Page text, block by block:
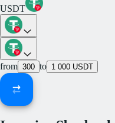
USDT
from 300 to 1 000 USDT